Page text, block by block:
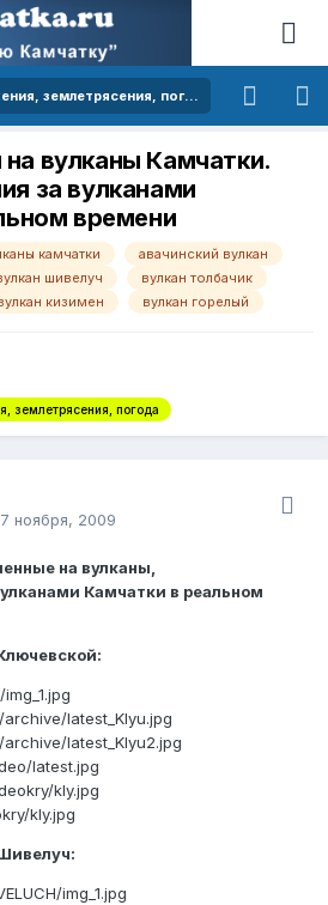
Стихия Камчатки: извержения, землетрясения, погода
вулканы Камчатки.
за вулканами
времени
камчатки
авачинский вулкан
шивелуч
вулкан толбачик
кизимен вулкан горелый
землетрясения, погода
ноября, 2009
на вулканы,
Камчатки в реальном
latest_Klyu.jpg
latest_Klyu2.jpg
latest.jpg
kly.jpg
kly.jpg
img_1.jpg